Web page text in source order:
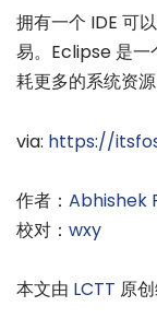
拥有一个 IDE 可
易。Eclipse 是一
耗更多的系统资
via: https://
作者： Abhishek
校对： wxy
本文由 LCTT 原